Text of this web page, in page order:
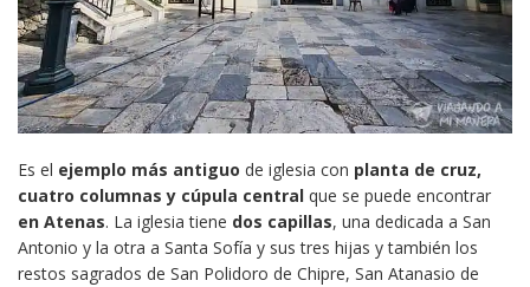
Es el ejemplo más antiguo de iglesia con planta de cruz,
cuatro columnas y cúpula central que se puede encontrar
en Atenas. La iglesia tiene dos capillas, una dedicada a San
Antonio y la otra a Santa Sofía y sus tres hijas y también los
restos sagrados de San Polidoro de Chipre, San Atanasio de